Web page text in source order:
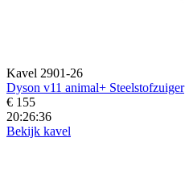
Kavel 2901-26
Dyson v11 animal+ Steelstofzuiger
€ 155
20:26:34
Bekijk kavel